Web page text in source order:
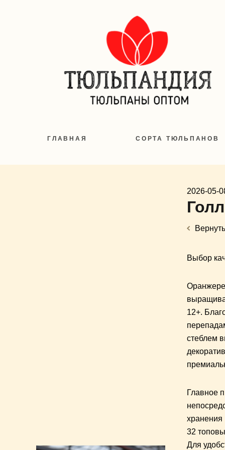
ГЛАВНАЯ СОРТА ТЮЛЬПАНОВ
2026-05-
Выбор
12+.
стеблем
Главное
32
Для